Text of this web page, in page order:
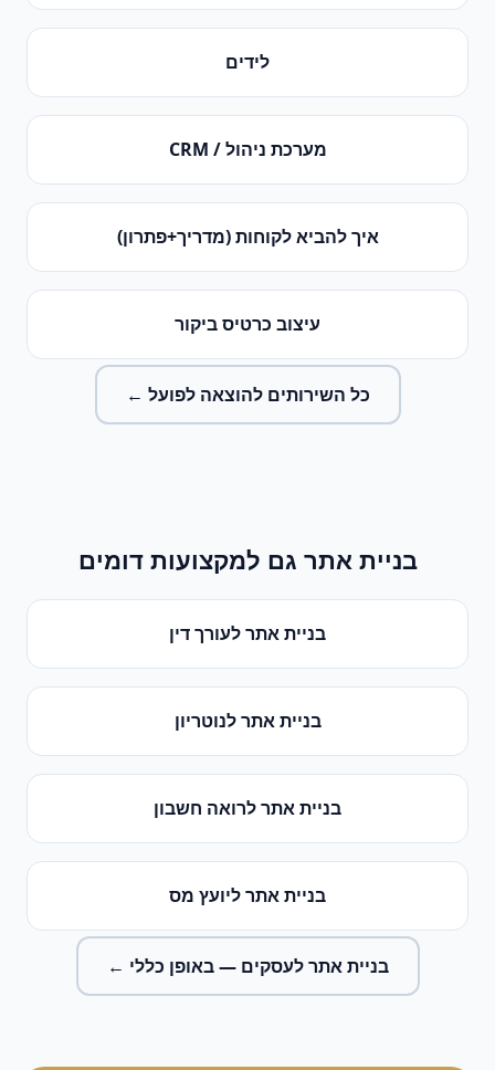
לידים
מערכת ניהול / CRM
איך להביא לקוחות (מדריך+פתרון)
עיצוב כרטיס ביקור
כל השירותים להוצאה לפועל ←
בניית אתר גם למקצועות דומים
בניית אתרלעורך דין
בניית אתרלנוטריון
בניית אתרלרואה חשבון
בניית אתרליועץ מס
בניית אתר לעסקים — באופן כללי ←